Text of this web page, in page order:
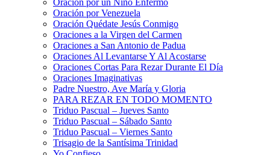
Oración por Venezuela
Oración Quédate Jesús Conmigo
Oraciones a la Virgen del Carmen
Oraciones a San Antonio de Padua
Oraciones Al Levantarse Y Al Acostarse
Oraciones Cortas Para Rezar Durante El Día
Oraciones Imaginativas
Padre Nuestro, Ave María y Gloria
PARA REZAR EN TODO MOMENTO
Triduo Pascual – Jueves Santo
Triduo Pascual – Sábado Santo
Triduo Pascual – Viernes Santo
Trisagio de la Santísima Trinidad